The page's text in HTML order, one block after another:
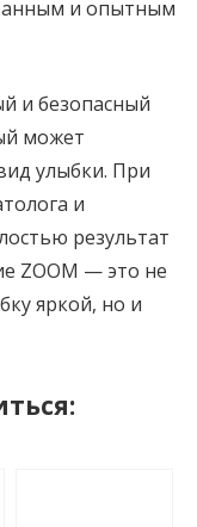
и опытным
и безопасный
может
улыбки. При
и
результат
ZOOM — это не
яркой, но и